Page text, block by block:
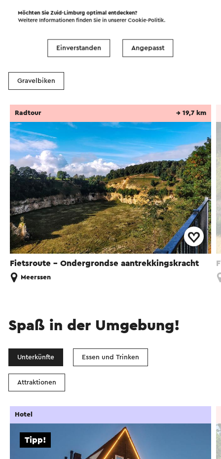
Routen in der Region
Radfahren Wandern Radsport
Gravelbiken
Fietsroute - Ondergrondse aantrekkingskracht
Radtour → 19,7 km
Meerssen
Spaß in der Umgebung!
Unterkünfte Essen und Trinken
Attraktionen
Tipp!
Hotel
Möchten Sie Zuid-Limburg optimal entdecken?
Weitere Informationen finden Sie in unsererCookie-Politik.
Einverstanden Angepasst